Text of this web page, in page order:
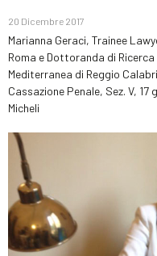
20 Dicembre 2017
Marianna Geraci, Trainee
Roma e Dottoranda di
Mediterranea di Reggio
Cassazione Penale, Sez. V, 17
Micheli